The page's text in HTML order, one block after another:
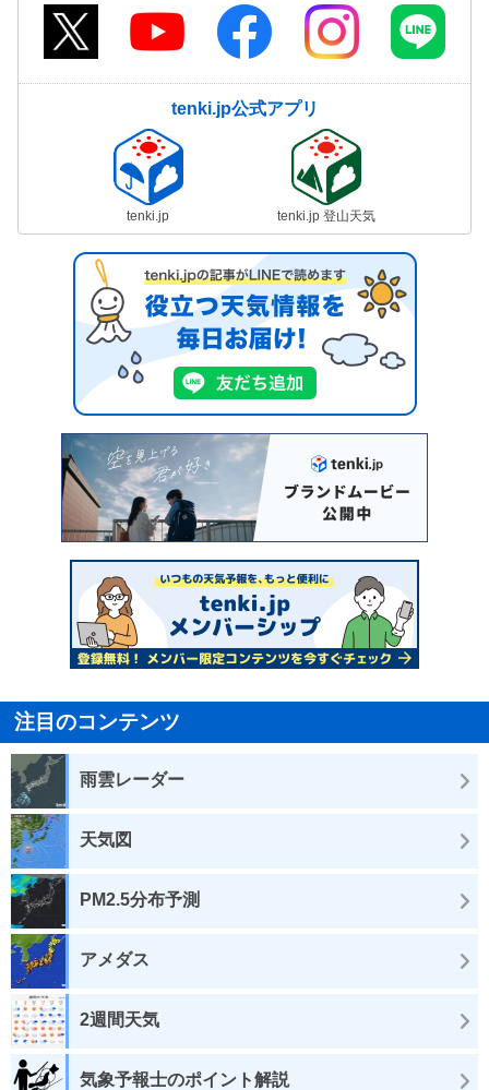
tenki.jp公式アプリ
tenki.jp tenki.jp 登山天気
注目のコンテンツ
雨雲レーダー
天気図
PM2.5分布予測
アメダス
2週間天気
気象予報士のポイント解説